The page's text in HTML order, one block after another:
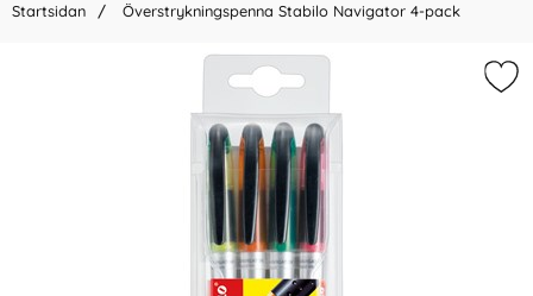
Startsidan Överstrykningspenna Stabilo Navigator 4-pack
Vi rekommenderar